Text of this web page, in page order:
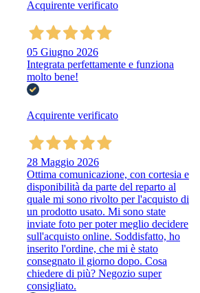
Acquirente verificato
05 Giugno 2026
Integrata perfettamente e funziona
molto bene!
Acquirente verificato
28 Maggio 2026
Ottima comunicazione, con cortesia e
disponibilità da parte del reparto al
quale mi sono rivolto per l'acquisto di
un prodotto usato. Mi sono state
inviate foto per poter meglio decidere
sull'acquisto online. Soddisfatto, ho
inserito l'ordine, che mi è stato
consegnato il giorno dopo. Cosa
chiedere di più? Negozio super
consigliato.